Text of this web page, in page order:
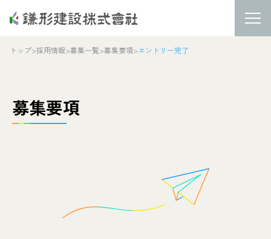
トップ>採用情報>募集一覧>募集要項>エントリー完了
募集要項